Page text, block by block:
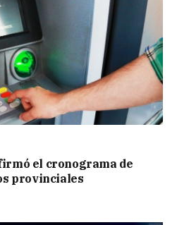
el cronograma de
provinciales